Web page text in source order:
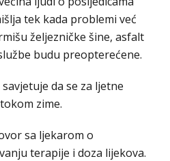
tek kada problemi već
željezničke šine, asfalt
budu preopterećene.
da se za ljetne
zime.
sa ljekarom o
terapije i doza lijekova.